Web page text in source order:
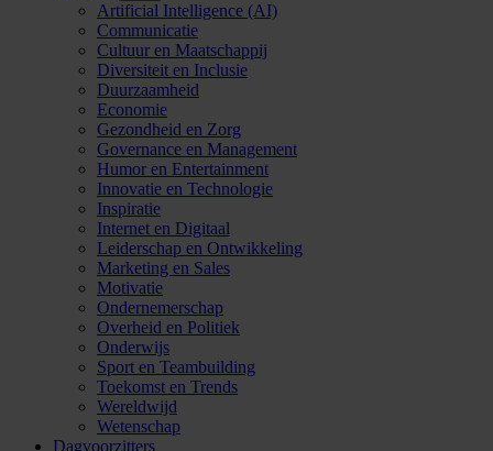
Artificial Intelligence (AI)
Communicatie
Cultuur en Maatschappij
Diversiteit en Inclusie
Duurzaamheid
Economie
Gezondheid en Zorg
Governance en Management
Humor en Entertainment
Innovatie en Technologie
Inspiratie
Internet en Digitaal
Leiderschap en Ontwikkeling
Marketing en Sales
Motivatie
Ondernemerschap
Overheid en Politiek
Onderwijs
Sport en Teambuilding
Toekomst en Trends
Wereldwijd
Wetenschap
Dagvoorzitters